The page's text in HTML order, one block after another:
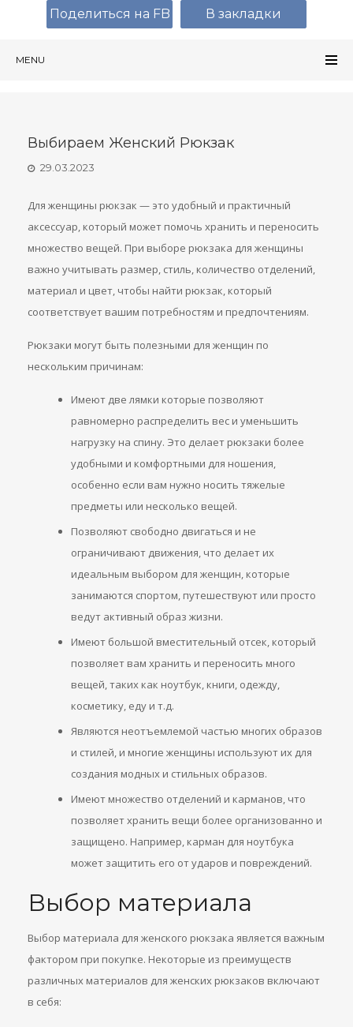
MENU
Выбираем Женский Рюкзак
29.03.2023
Для женщины рюкзак — это удобный и практичный
аксессуар, который может помочь хранить и переносить
множество вещей. При выборе рюкзака для женщины
важно учитывать размер, стиль, количество отделений,
материал и цвет, чтобы найти рюкзак, который
соответствует вашим потребностям и предпочтениям.
Рюкзаки могут быть полезными для женщин по
нескольким причинам:
Имеют две лямки которые позволяют
равномерно распределить вес и уменьшить
нагрузку на спину. Это делает рюкзаки более
удобными и комфортными для ношения,
особенно если вам нужно носить тяжелые
предметы или несколько вещей.
Позволяют свободно двигаться и не
ограничивают движения, что делает их
идеальным выбором для женщин, которые
занимаются спортом, путешествуют или просто
ведут активный образ жизни.
Имеют большой вместительный отсек, который
позволяет вам хранить и переносить много
вещей, таких как ноутбук, книги, одежду,
косметику, еду и т.д.
Являются неотъемлемой частью многих образов
и стилей, и многие женщины используют их для
создания модных и стильных образов.
Имеют множество отделений и карманов, что
позволяет хранить вещи более организованно и
защищено. Например, карман для ноутбука
может защитить его от ударов и повреждений.
Выбор материала
Выбор материала для женского рюкзака является важным
фактором при покупке. Некоторые из преимуществ
различных материалов для женских рюкзаков включают
в себя:
Поделиться на FB В закладки